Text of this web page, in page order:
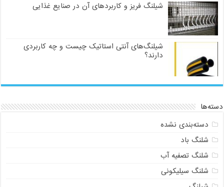
شیلنگ فریز و کاربردهای آن در صنایع غذایی
شیلنگ‌های آنتی استاتیک چیست و چه کاربردی
دارند؟
دسته‌ها
دسته‌بندی نشده
شلنگ باد
شلنگ تصفیه آب
شلنگ سیلیکونی